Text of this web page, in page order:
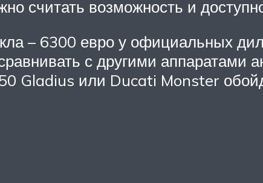
считать возможность и
– 6300 евро у официальных
с другими аппаратами
Gladius или Ducati Monster